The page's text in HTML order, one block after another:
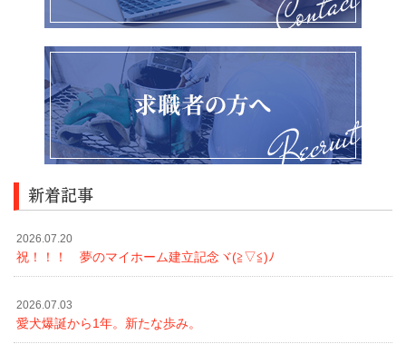
新着記事
2026.07.20
祝！！！ 夢のマイホーム建立記念ヾ(≧▽≦)ﾉ
2026.07.03
愛犬爆誕から1年。新たな歩み。